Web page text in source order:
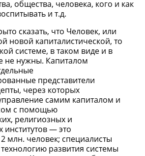
общества, человека, кого и как
и т.д.
сказать, что Человек, или
новой капиталистической, то
системе, в таком виде и в
не нужны. Капиталом
представители
через которых
самим капиталом и
с помощью
религиозных и
институтов — это
млн. человек; специалисты
развития системы